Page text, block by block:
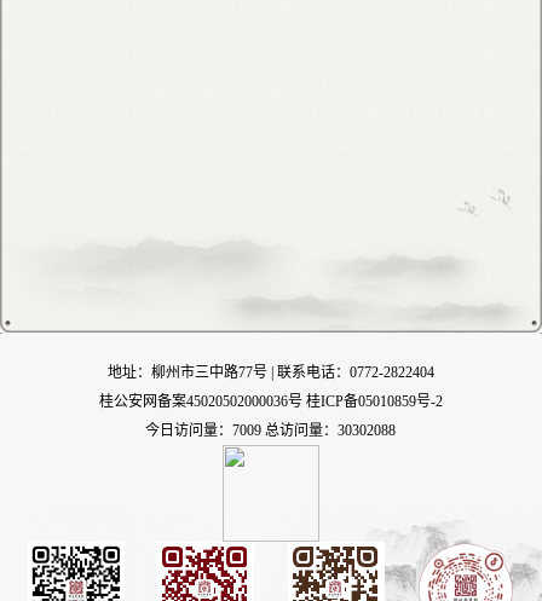
地址：柳州市三中路77号 | 联系电话：0772-2822404
桂公安网备案45020502000036号 桂ICP备05010859号-2
今日访问量：7009 总访问量：30302088